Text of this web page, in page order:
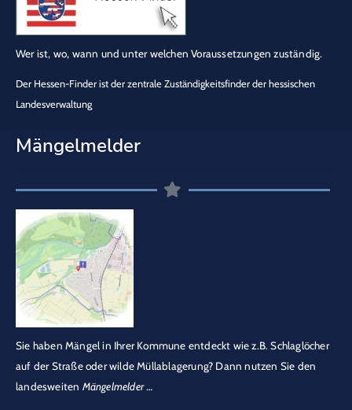
Wer ist, wo, wann und unter welchen Voraussetzungen zuständig.
Der Hessen-Finder ist der zentrale Zuständigkeitsfinder der hessischen
Landesverwaltung
Mängelmelder
Sie haben Mängel in Ihrer Kommune entdeckt wie z.B. Schlaglöcher
auf der Straße oder wilde Müllablagerung? Dann nutzen Sie den
landesweiten Mängelmelder…